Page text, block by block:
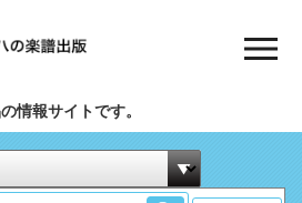
情報サイトです。